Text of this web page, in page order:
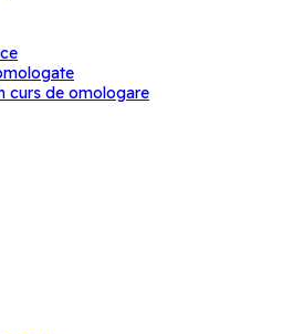
curs de omologare